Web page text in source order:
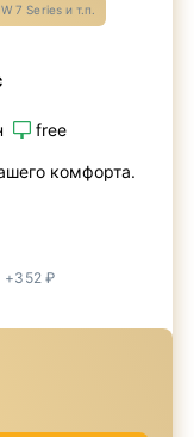
7 Series и т.п.
free
комфорта.
+352 ₽